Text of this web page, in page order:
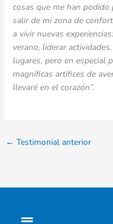
cosas que me han
salir de mi zona de
a vivir nuevas
verano, liderar
lugares, pero en especial
magníficas artífices de
llevaré en el corazón”.
← Testimonial anterior
Menú